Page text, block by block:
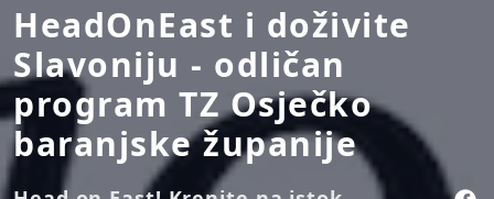
HeadOnEast i doživite
Slavoniju - odličan
program TZ Osječko
baranjske županije